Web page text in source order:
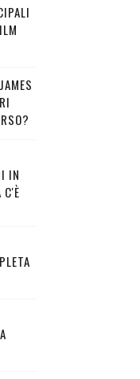
IN
C'È